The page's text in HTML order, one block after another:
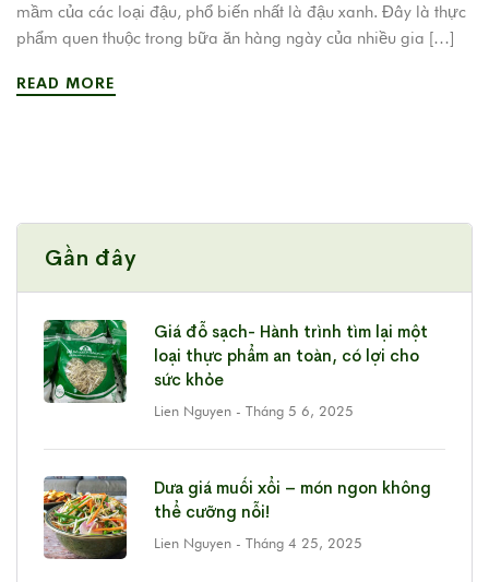
mầm của các loại đậu, phổ biến nhất là đậu xanh. Đây là thực
phẩm quen thuộc trong bữa ăn hàng ngày của nhiều gia […]
READ MORE
Gần đây
Giá đỗ sạch- Hành trình tìm lại một
loại thực phẩm an toàn, có lợi cho
sức khỏe
Lien Nguyen - Tháng 5 6, 2025
Dưa giá muối xổi – món ngon không
thể cưỡng nỗi!
Lien Nguyen - Tháng 4 25, 2025